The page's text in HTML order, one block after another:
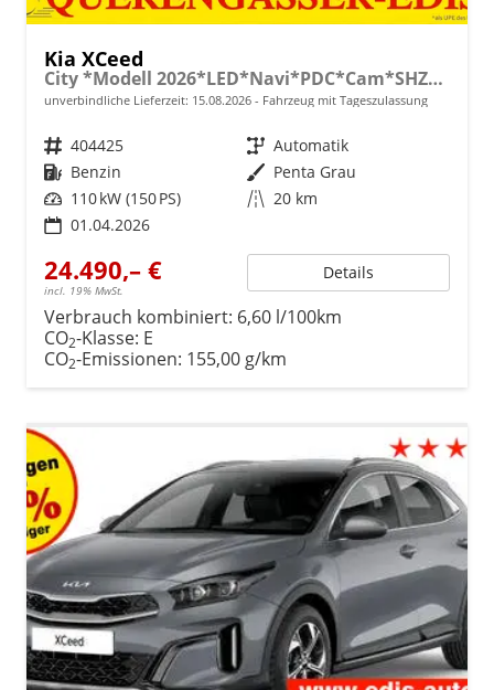
Kia XCeed
City *Modell 2026*LED*Navi*PDC*Cam*SHZ*Alu
unverbindliche Lieferzeit: 15.08.2026 Fahrzeug mit Tageszulassung
Fahrzeugnr. 404425 Getriebe Automatik
Kraftstoff Benzin Außenfarbe Penta Grau
Leistung 110 kW (150 PS) Kilometerstand 20 km
01.04.2026
24.490,– €
incl. 19% MwSt.
Details
Verbrauch kombiniert: 6,60 l/100km
CO2-Klasse: E
CO2-Emissionen: 155,00 g/km